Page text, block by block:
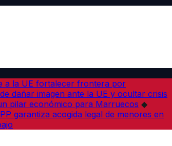
a la UE fortalecer frontera por
dañar imagen ante la UE y ocultar crisis
pilar económico para Marruecos ◆
garantiza acogida legal de menores en